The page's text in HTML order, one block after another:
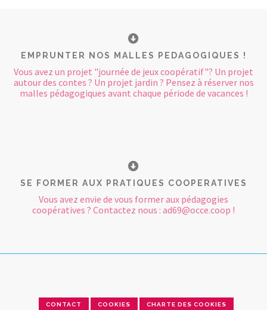
EMPRUNTER NOS MALLES PEDAGOGIQUES !
Vous avez un projet "journée de jeux coopératif"? Un projet
autour des contes ? Un projet jardin ? Pensez à réserver nos
malles pédagogiques avant chaque période de vacances !
SE FORMER AUX PRATIQUES COOPERATIVES
Vous avez envie de vous former aux pédagogies
coopératives ? Contactez nous : ad69@occe.coop !
CONTACT COOKIES CHARTE DES COOKIES